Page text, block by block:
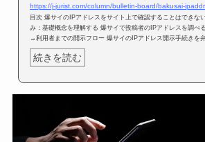
https://j-jurist.com/column/bulletin-board/bakusai-
目次 爆サイのIPアドレスをサイト上で確認することはできな
み：基礎概念を理解する 爆サイで投稿者のIPアドレスを調べ
→利用者までの開示フロー 爆サイのIPアドレス開示手続きを
続きを読む